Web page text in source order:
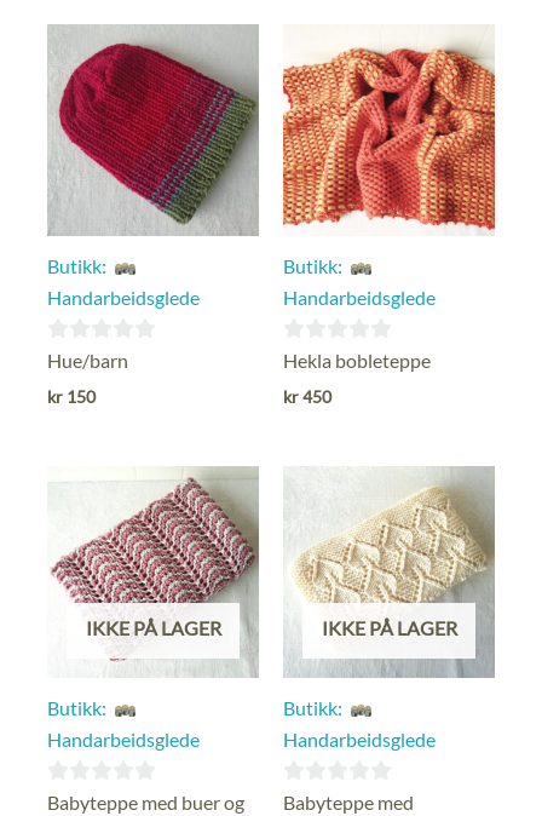
Butikk:
Handarbeidsglede
0
ut
Hue/barn
kr 150
Butikk:
Handarbeidsglede
0
ut
Hekla bobleteppe
kr450
IKKE PÅ LAGER
Butikk:
Handarbeidsglede
0
Babyteppe med buer og
IKKE PÅ LAGER
Butikk:
Handarbeidsglede
0
Babyteppe med